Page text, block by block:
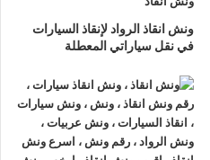
الرواد هو
، اتصل الان
–
01120018852
المعدات وأحدث وسائل الأمان
ونش انقاذ الرواد لإنقاذ السيارات
في نقل سياراتي المعطلة